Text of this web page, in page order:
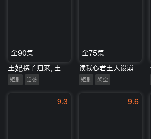
全90集
短剧 逆袭
全75集
短剧 架空
9.3 9.6